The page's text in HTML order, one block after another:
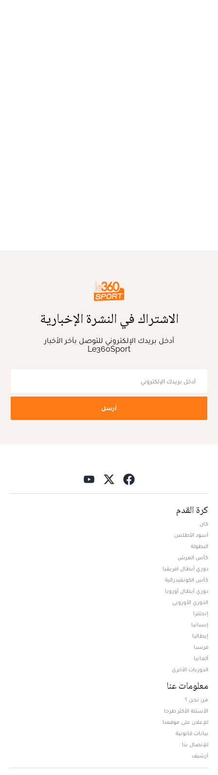
الاشتراك في النشرة الإخبارية
أدخل بريدك الإلكتروني للتوصل بآخر الأخبار
Le360Sport
أرسل
كرة القدم
كان
أسود الأطلس
البطولة
كأس العرش
دوري أبطال افريقيا
كأس الكونفيدرالية
دوري أبطال أوروبا
الدوري الأوروبي
إنجلترا
إسبانيا
إيطاليا
فرنسا
ألمانيا
الدوريات الأخرى
معلومات عنا
من نحن ؟
الأسئلة الأكثر طرحا
للإعلان على موقعنا
بيانات قانونية
للإتصال بنا
أرشيف